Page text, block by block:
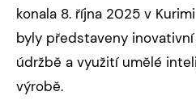
konala 8. října 2025 v
byly představeny
údržbě a využití umělé
výrobě.